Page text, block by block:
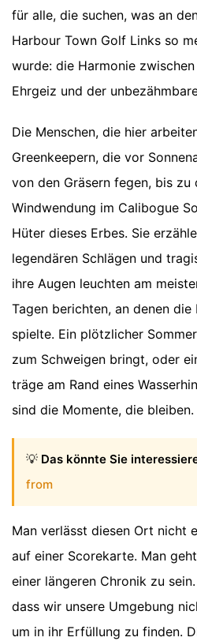
für alle, die suchen, was an
Harbour Town Golf Links so
wurde: die Harmonie
Ehrgeiz und der
Die Menschen, die hier
Greenkeepern, die vor
von den Gräsern fegen, bis zu
Windwendung im Calibogue
Hüter dieses Erbes. Sie
legendären Schlägen und
ihre Augen leuchten am
Tagen berichten, an denen
spielte. Ein plötzlicher
zum Schweigen bringt, oder
träge am Rand eines
sind die Momente, die bleiben.
💡 Das könnte Sie
from
Man verlässt diesen Ort nicht
auf einer Scorekarte. Man
einer längeren Chronik zu
dass wir unsere Umgebung
um in ihr Erfüllung zu finden.